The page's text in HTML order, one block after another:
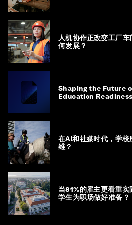
人机协作正改变工厂
何发展？
Shaping the Future
Education
在AI和社媒时代，学校
维？
当81%的雇主更看重
学生为职场做好准备？